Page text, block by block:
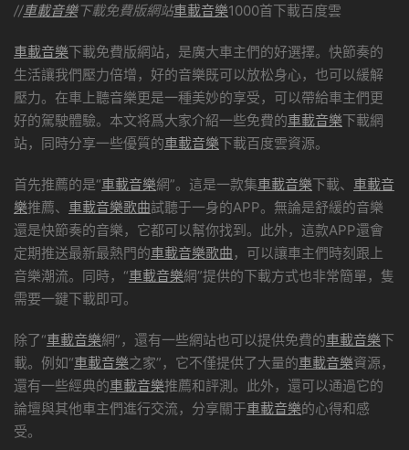
//車載音樂下載免費版網站車載音樂1000首下載百度雲
車載音樂下載免費版網站，是廣大車主們的好選擇。快節奏的
生活讓我們壓力倍增，好的音樂既可以放松身心，也可以緩解
壓力。在車上聽音樂更是一種美妙的享受，可以帶給車主們更
好的駕駛體驗。本文将爲大家介紹一些免費的車載音樂下載網
站，同時分享一些優質的車載音樂下載百度雲資源。
首先推薦的是“車載音樂網”。這是一款集車載音樂下載、 車載音
樂推薦、 車載音樂歌曲試聽于一身的APP。無論是舒緩的音樂
還是快節奏的音樂，它都可以幫你找到。此外，這款APP還會
定期推送最新最熱門的車載音樂歌曲 ，可以讓車主們時刻跟上
音樂潮流。同時，“車載音樂網”提供的下載方式也非常簡單，隻
需要一鍵下載即可。
除了“車載音樂網”，還有一些網站也可以提供免費的車載音樂下
載。例如“車載音樂之家”，它不僅提供了大量的車載音樂資源，
還有一些經典的車載音樂推薦和評測。此外，還可以通過它的
論壇與其他車主們進行交流，分享關于車載音樂的心得和感
受。